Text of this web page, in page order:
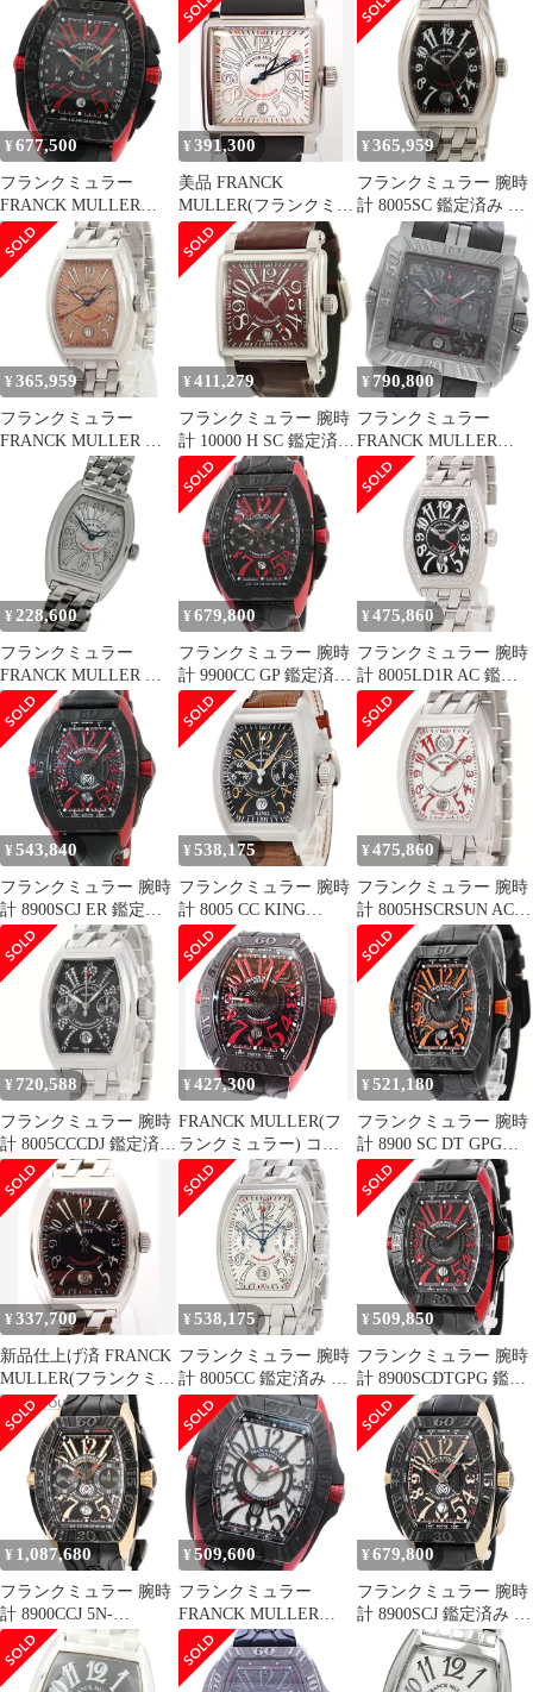
ール クォーツ レディー
ス 箱・保証書付き
_941893
ル クロノグラフ 自動巻
き メンズ 箱付き
_962746
ド
¥ 677,500
フランクミュラー
FRANCK MULLER
8900CCGP コンキスタ
ドール グランプリ クロ
ノグラフ 自動巻き メン
ズ 内箱付き_967702
¥391,300
美品 FRANCK
MULLER(フランクミュ
ラー) コンキスタドー
ルコルテス 10000HSC
SS/ラバー AT 自動巻き
オートマチック 黒ラバ
ーベルト メンズ
¥ 365,959
フランクミュラー 腕時
計 8005SC 鑑定済み ブ
ランド
¥ 365,959
フランクミュラー
FRANCK MULLER 腕
時計 コンキスタドール
ステンレススチール 純
正コパー文字盤 サーモ
ンピンク トノウ ビザン
数字 ギヨシェ
8005SC【中古】
¥ 411,279
フランクミュラー 腕時
計 10000 H SC 鑑定済み
ブランド
¥790,800
フランクミュラー
FRANCK MULLER
10900CCDTGPG フラン
ク ミュラー コンキスタ
ドール コルテス クロノ
グラフ 自動巻き メンズ
箱付き_960632
¥ 228,600
フランクミュラー
FRANCK MULLER コ
ンキスタドール
8005LQZ 時計 レディー
ス ブランド クオーツ
QZ ステンレス SS シル
バー 磨き済み 【中古】
¥ 679,800
フランクミュラー 腕時
計 9900CC GP 鑑定済み
ブランド
¥ 475,860
フランクミュラー 腕時
計 8005LD1R AC 鑑定
済み ブランド
¥ 543,840
フランクミュラー 腕時
計 8900SCJ ER 鑑定済
み ブランド
¥ 538,175
フランクミュラー 腕時
計 8005 CC KING
SUNRISE 鑑定済み ブ
ランド
¥ 475,860
フランクミュラー 腕時
計 8005HSCRSUN AC
鑑定済み ブランド
¥ 720,588
フランクミュラー 腕時
計 8005CCCDJ 鑑定済み
ブランド
¥ 427,300
FRANCK MULLER(フ
ランクミュラー) コン
キスタドールグランプ
リ 8900SCDTGPG TI/ラ
バー AT 自動巻き チタ
ン ブラック文字盤 黒
¥ 521,180
フランクミュラー 腕時
計 8900 SC DT GPG
TTTTNR 鑑定済み ブラ
ンド
¥337,700
新品仕上げ済 FRANCK
MULLER(フランクミュ
ラー) コンキスタドー
ル 8005SC SS AT 自動
巻き 腕周り20cm 黒文
字盤 ブラック メンズ
¥ 538,175
フランクミュラー 腕時
計 8005CC 鑑定済み ブ
ランド
¥ 509,850
フランクミュラー 腕時
計 8900SCDTGPG 鑑定
済み ブランド
¥ 1,087,680
フランクミュラー 腕時
計 8900CCJ 5N-
RUBBER 鑑定済み ブラ
ンド
¥509,600
フランクミュラー
FRANCK MULLER
9900SCDTGPG コンキ
スタドール グランプリ
デイト 自動巻き メンズ
¥ 679,800
フランクミュラー 腕時
計 8900SCJ 鑑定済み ブ
ランド